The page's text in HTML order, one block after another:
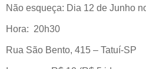
Não esqueça: Dia 12 de Junho
Hora: 20h30
Rua São Bento, 415 – Tatuí-SP